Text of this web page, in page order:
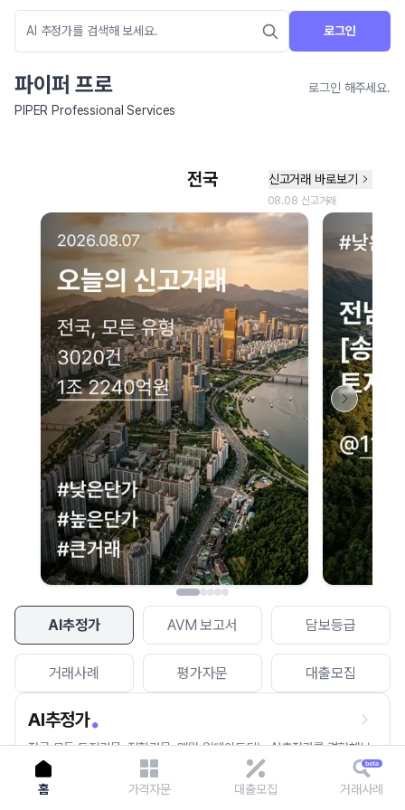
로그인
파이퍼 프로
로그인 해주세요.
PIPER Professional Services
AI추정가 AVM 보고서 담보등급
거래사례 평가자문 대출모집
AI추정가
전국 모든 토지건물, 집합건물, 매월 업데이트되는 AI추정가를 경험해보
세요.
네이버 지도 연결 안내
현재 네이버 지도 연결이 원활하지 않아 지도를 불러올 수 없습니다.
이용에 불편을 드려 죄송합니다.
다시 시도
홈 가격자문 대출모집 거래사례